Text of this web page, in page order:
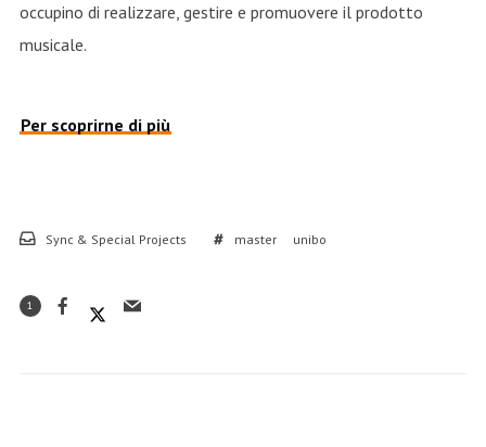
occupino di realizzare, gestire e promuovere il prodotto
musicale.
Per scoprirne di più
Sync & Special Projects master unibo
1